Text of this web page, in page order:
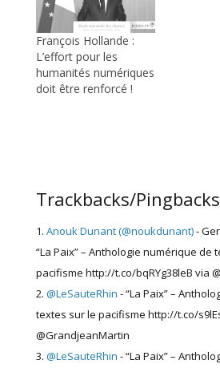
François Hollande :
L’effort pour les
humanités numériques
doit être renforcé !
Trackbacks/Pingbacks
Anouk Dunant (@noukdunant)-
“La Paix” – Anthologie numérique de
pacifisme http://t.co/bqRYg38leB via
@LeSauteRhin - “La Paix” –
textes sur le pacifisme http://t.co/
@GrandjeanMartin
@LeSauteRhin - “La Paix” –